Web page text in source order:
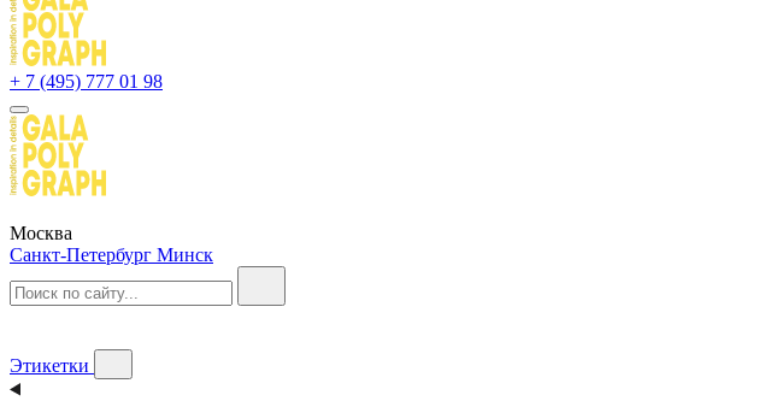
+ 7 (495) 777 01 98
Москва
Санкт-Петербург Минск
Этикетки